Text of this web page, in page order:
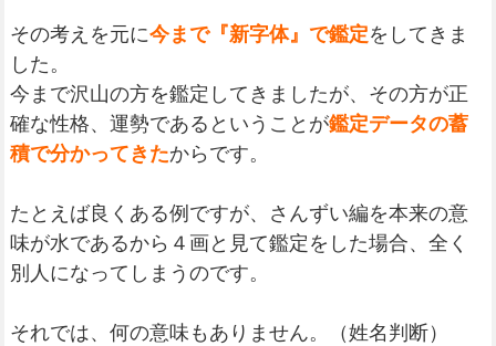
その考えを元に今まで『新字体』で鑑定をしてきま
した。
今まで沢山の方を鑑定してきましたが、その方が正
確な性格、運勢であるということが鑑定データの蓄
積で分かってきたからです。
たとえば良くある例ですが、さんずい編を本来の意
味が水であるから４画と見て鑑定をした場合、全く
別人になってしまうのです。
それでは、何の意味もありません。（姓名判断）